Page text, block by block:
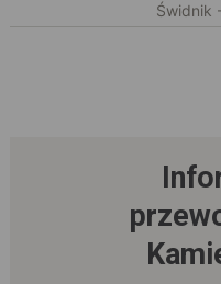
Świdnik